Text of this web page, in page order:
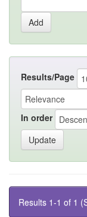
Results/Page
In order
Results 1-1 of 1